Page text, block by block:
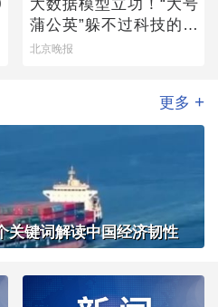
大数据模型立功！“大号
蒲公英”躲不过科技的火
眼金睛
北京晚报
更多 +
关键词解读中国经济韧性